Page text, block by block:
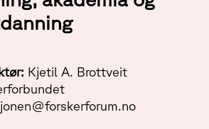
Kjetil A. Brottveit